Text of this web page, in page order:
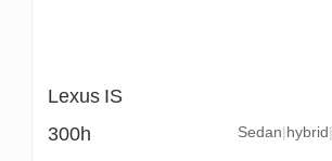
Lexus IS
300h hybrid
Sedan